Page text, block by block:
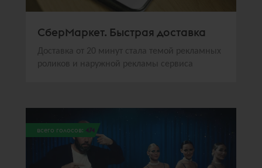
СберМаркет. Быстрая доставка
Доставка от 20 минут стала темой рекламных
роликов и наружной рекламы сервиса
всего голосов: 474